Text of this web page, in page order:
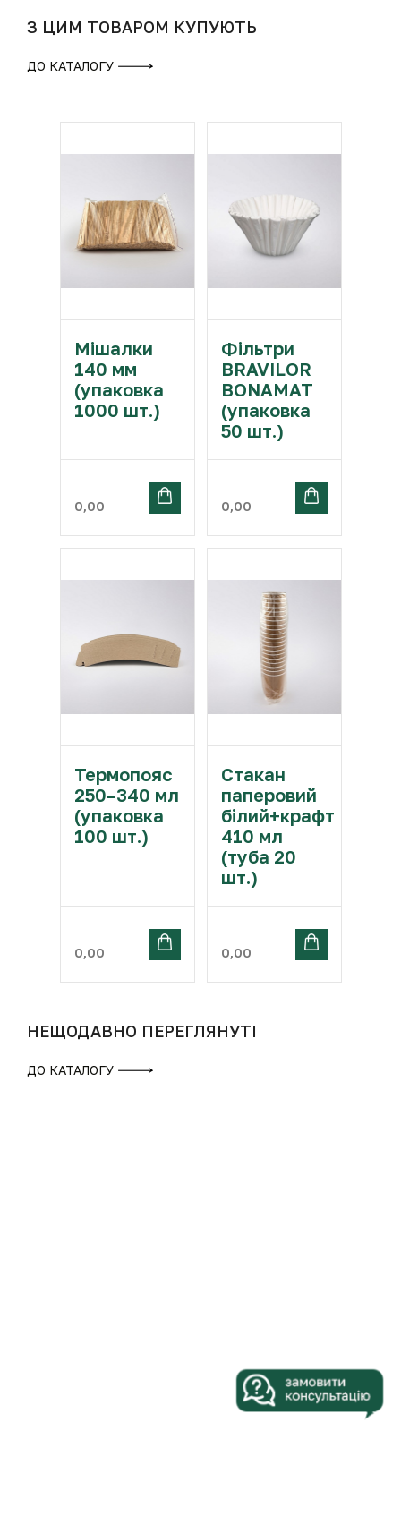
З ЦИМ ТОВАРОМ КУПУЮТЬ
ДО КАТАЛОГУ
Мішалки
140 мм
(упаковка
1000 шт.)
0,00
Фільтри
BRAVILOR
BONAMAT
(упаковка
50 шт.)
0,00
Термопояс
250–340 мл
(упаковка
100 шт.)
0,00
Стакан
паперовий
білий+крафт
410 мл
(туба 20
шт.)
0,00
НЕЩОДАВНО ПЕРЕГЛЯНУТІ
ДО КАТАЛОГУ